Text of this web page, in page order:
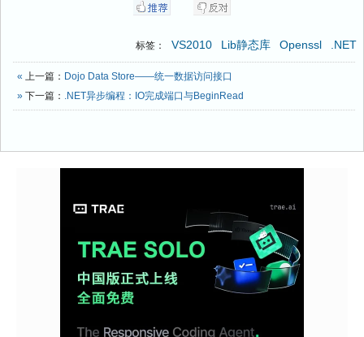
标签： VS2010 Lib静态库 Openssl .NET
« 上一篇： Dojo Data Store——统一数据访问接口
» 下一篇： .NET异步编程：IO完成端口与BeginRead